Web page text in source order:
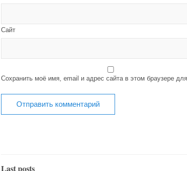
Сайт
Сохранить моё имя, email и адрес сайта в этом браузере
Last posts